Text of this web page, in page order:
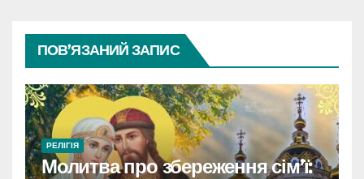
ПОВ’ЯЗАНИЙ ЗАПИС
РЕЛІГІЯ
Молитва про збереження сім’ї: